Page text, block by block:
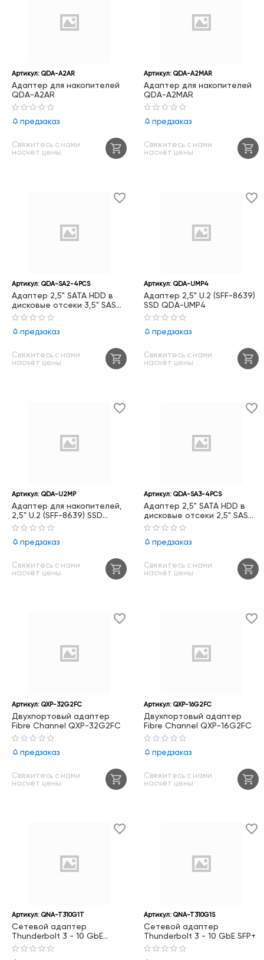
Артикул: QDA-A2AR
Адаптер для накопителей
QDA-A2AR
предзаказ
Свяжитесь с нами
насчёт цены
Артикул: QDA-A2MAR
Адаптер для накопителей
QDA-A2MAR
предзаказ
Свяжитесь с нами
насчёт цены
Артикул: QDA-SA2-4PCS
Адаптер 2,5" SATA HDD в
дисковые отсеки 3,5" SAS
QDA-SA2-4PCS
предзаказ
Свяжитесь с нами
насчёт цены
Артикул: QDA-UMP4
Адаптер 2,5" U.2 (SFF-8639)
SSD QDA-UMP4
предзаказ
Свяжитесь с нами
насчёт цены
Артикул: QDA-U2MP
Адаптер для накопителей,
2,5" U.2 (SFF-8639) SSD
QDA-U2MP
предзаказ
Свяжитесь с нами
насчёт цены
Артикул: QDA-SA3-4PCS
Адаптер 2,5" SATA HDD в
дисковые отсеки 2,5" SAS
QDA-SA3-4PCS
предзаказ
Свяжитесь с нами
насчёт цены
Артикул: QXP-32G2FC
Двухпортовый адаптер
Fibre Channel QXP-32G2FC
предзаказ
Свяжитесь с нами
насчёт цены
Артикул: QXP-16G2FC
Двухпортовый адаптер
Fibre Channel QXP-16G2FC
предзаказ
Свяжитесь с нами
насчёт цены
Артикул: QNA-T310G1T
Сетевой адаптер
Thunderbolt 3 - 10 GbE
BASE-T
Артикул: QNA-T310G1S
Сетевой адаптер
Thunderbolt 3 - 10 GbE SFP+